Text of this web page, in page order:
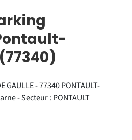
GAULLE - 77340 PONTAULT-
- Secteur : PONTAULT